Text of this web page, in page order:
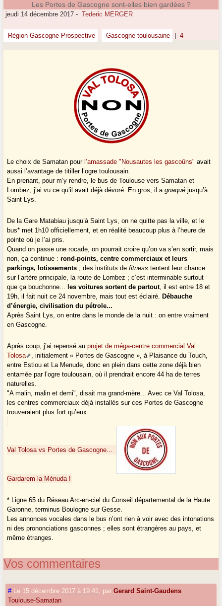
Les Portes de Gascogne sont-elles bien gardées ?
jeudi 14 décembre 2017 - Tederic MERGER
Région Gascogne Prospective Gascogne toulousaine 4
Le choix de Samatan pour l’amassade "Nousautes les gascoûns" avait
aussi l’avantage de titiller l’ogre toulousain.
En prenant, pour m’y rendre, le bus de Toulouse vers Samatan et
Lombez, j’ai vu ce qu’il avait déjà dévoré. En gros, il agnaqué jusqu’à
Saint Lys.
De la Gare Matabiau jusqu’à Saint Lys, on ne quitte pas la ville, et le
bus* met 1h10 officiellement, et en réalité beaucoup plus à l’heure de
pointe où je l’ai pris.
Quand on passe une rocade, on pourrait croire qu’on va s’en sortir, mais
non, ça continue :rond-points, centre commerciaux et leurs
parkings, lotissements ; des instituts defitness tentent leur chance
sur l’artère principale, la route de Lombez ; c’est interminable surtout
que ça bouchonne... les voitures sortent de partout, il est entre 18 et
19h, il fait nuit ce 24 novembre, mais tout est éclairé. Débauche
d’énergie, civilisation du pétrole...
Après Saint Lys, on entre dans le monde de la nuit : on entre vraiment
en Gascogne.
Après coup, j’ai repensé auprojet de méga-centre commercial Val
Tolosa
, initialement « Portes de Gascogne », à Plaisance du Touch,
entre Estiou et La Menude, donc en plein dans cette zone déjà bien
entamée par l’ogre toulousain, où il prendrait encore 44 ha de terres
naturelles.
"A malin, malin et demi", disait ma grand-mère... Avec ce Val Tolosa,
les centres commerciaux déjà installés sur ces Portes de Gascogne
trouveraient plus fort qu’eux.
Val Tolosa vs Portes de Gascogne...
Gardarem la Ménuda !
* Ligne 65 du Réseau Arc-en-ciel du Conseil départemental de la Haute
Garonne, terminus Boulogne sur Gesse.
Les annonces vocales dans le bus n’ont rien à voir avec des intonations
ni des prononciations gasconnes ; elles sont étrangères au pays, et
même étranges.
Vos commentaires
# Le 15 décembre 2017 à 19:41 parGerard Saint-Gaudens
Toulouse-Samatan